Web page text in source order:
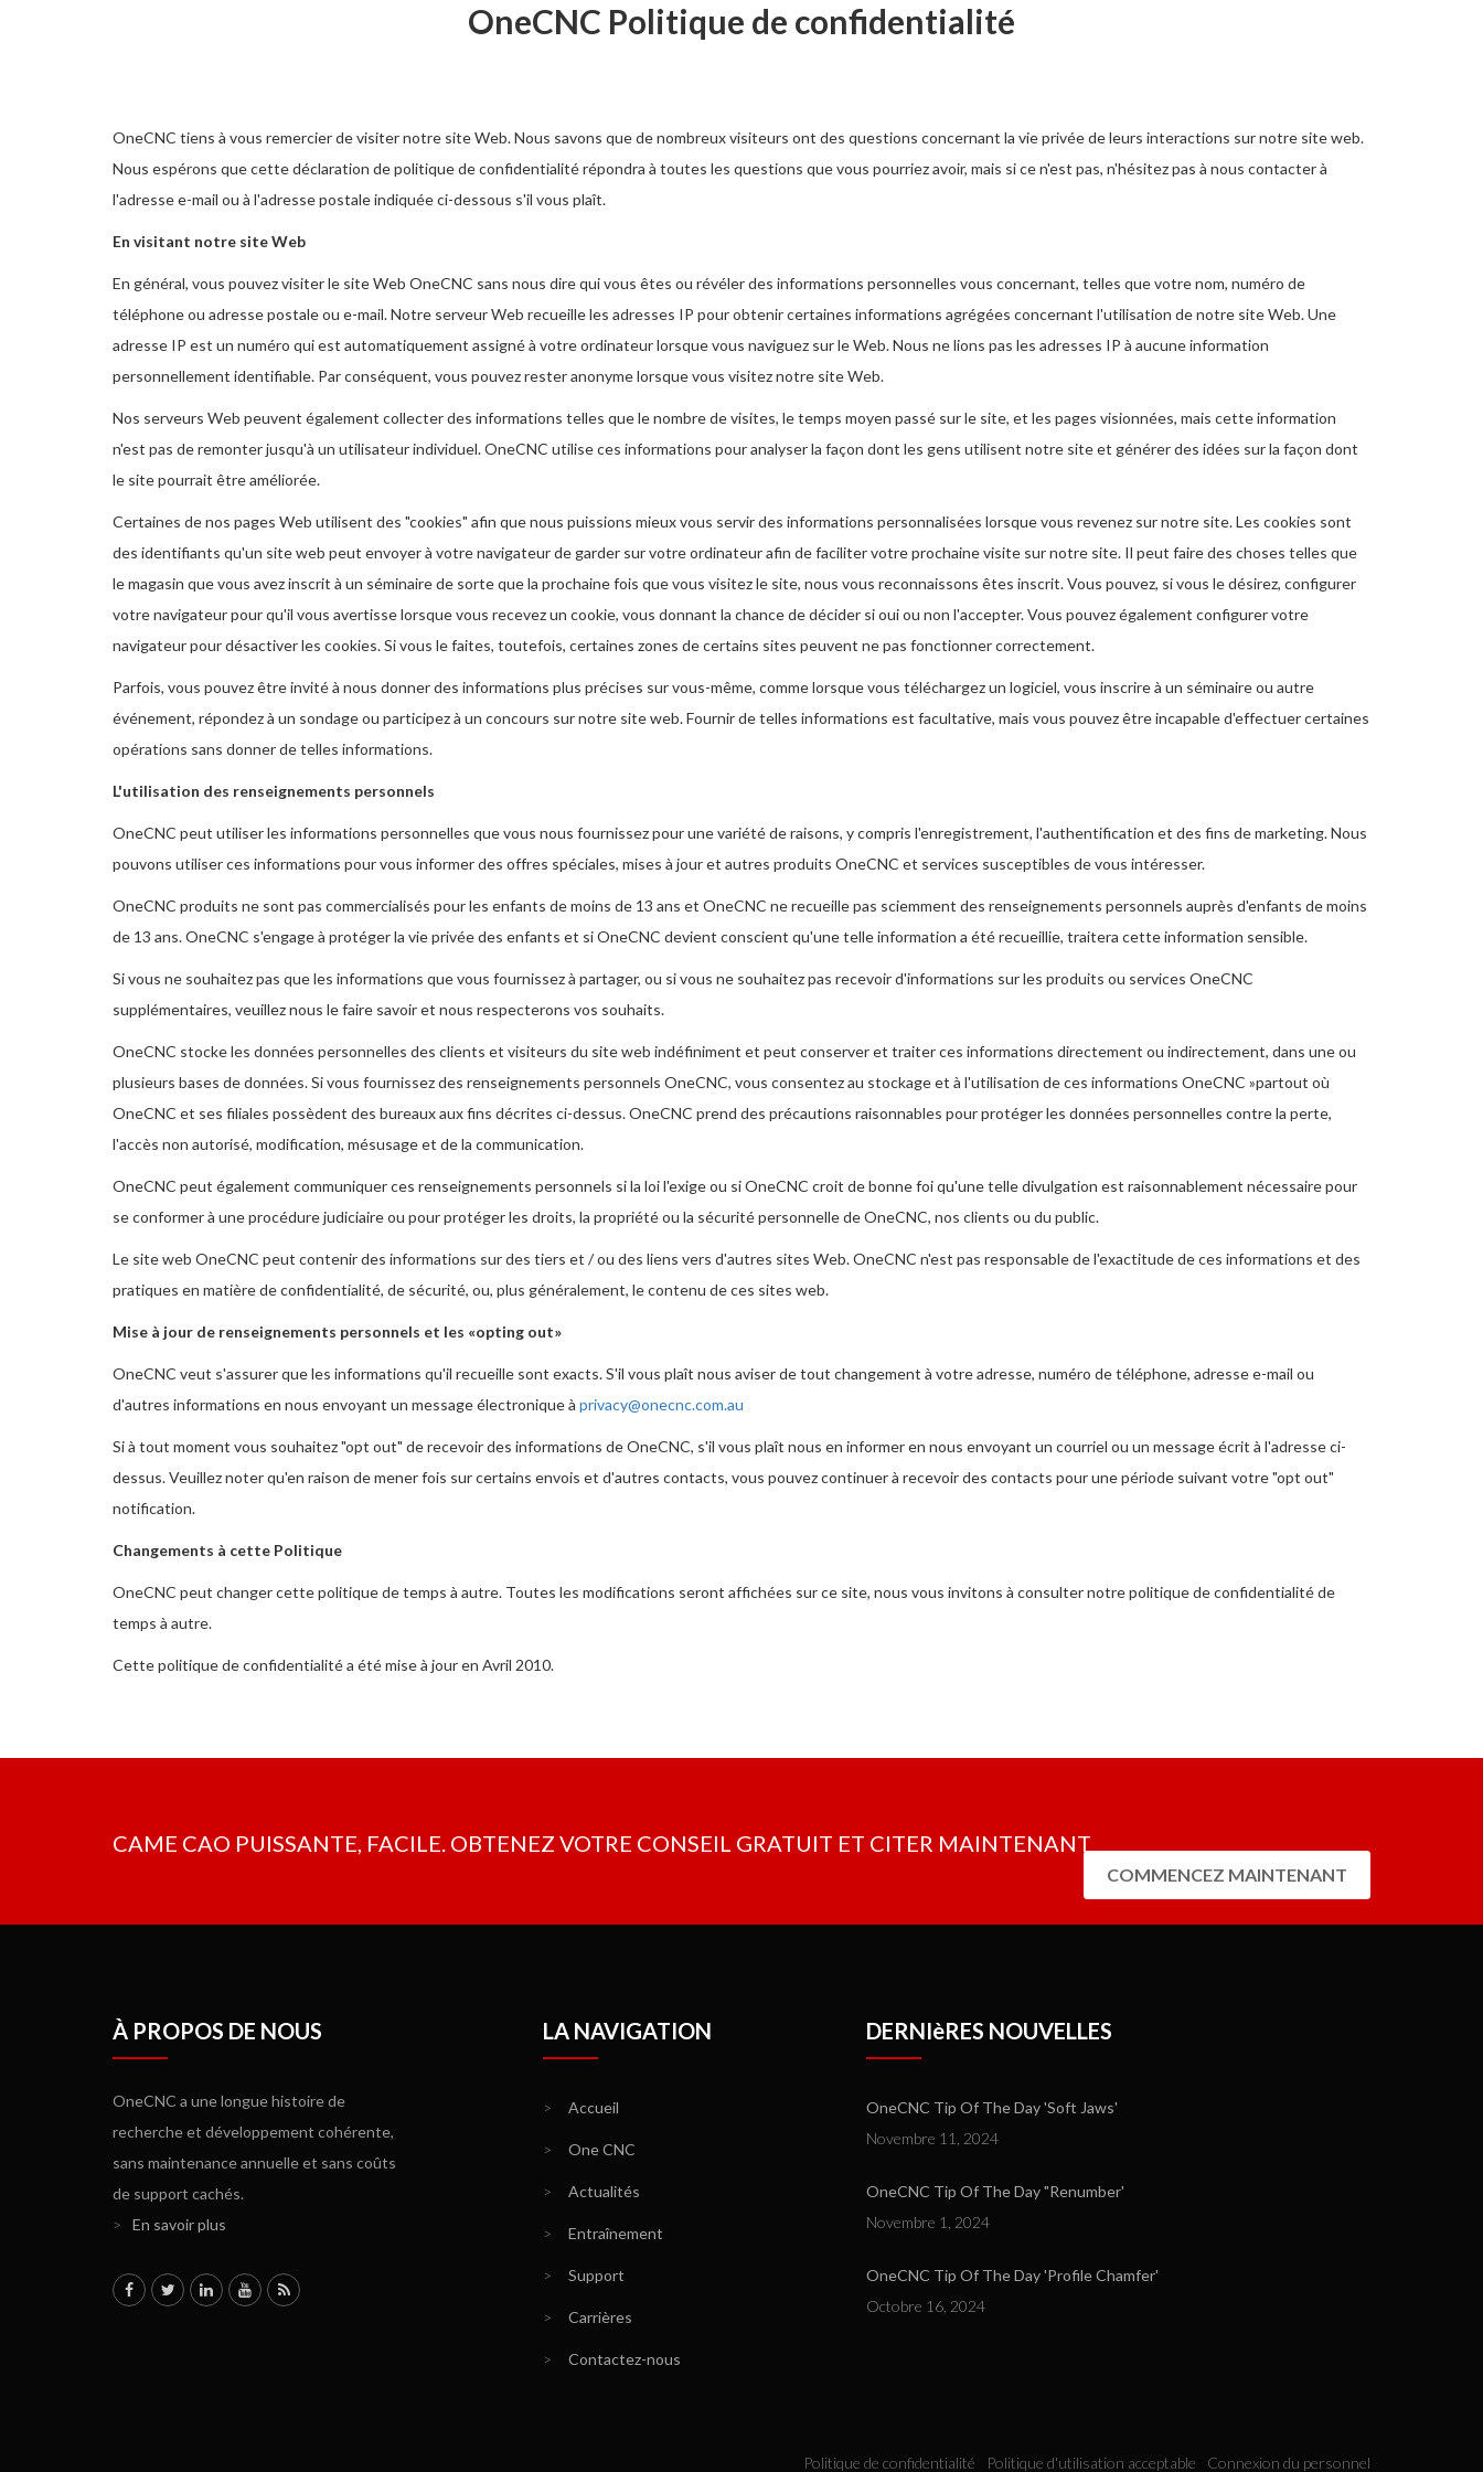
OneCNC Politique de confidentialité
OneCNC tiens à vous remercier de visiter notre site Web. Nous savons que de nombreux visiteurs ont des questions concernant la vie privée de leurs interactions sur notre site web.
Nous espérons que cette déclaration de politique de confidentialité répondra à toutes les questions que vous pourriez avoir, mais si ce n'est pas, n'hésitez pas à nous contacter à
l'adresse e-mail ou à l'adresse postale indiquée ci-dessous s'il vous plaît.
En visitant notre site Web
En général, vous pouvez visiter le site Web OneCNC sans nous dire qui vous êtes ou révéler des informations personnelles vous concernant, telles que votre nom, numéro de
téléphone ou adresse postale ou e-mail. Notre serveur Web recueille les adresses IP pour obtenir certaines informations agrégées concernant l'utilisation de notre site Web. Une
adresse IP est un numéro qui est automatiquement assigné à votre ordinateur lorsque vous naviguez sur le Web. Nous ne lions pas les adresses IP à aucune information
personnellement identifiable. Par conséquent, vous pouvez rester anonyme lorsque vous visitez notre site Web.
Nos serveurs Web peuvent également collecter des informations telles que le nombre de visites, le temps moyen passé sur le site, et les pages visionnées, mais cette information
n'est pas de remonter jusqu'à un utilisateur individuel. OneCNC utilise ces informations pour analyser la façon dont les gens utilisent notre site et générer des idées sur la façon dont
le site pourrait être améliorée.
Certaines de nos pages Web utilisent des "cookies" afin que nous puissions mieux vous servir des informations personnalisées lorsque vous revenez sur notre site. Les cookies sont
des identifiants qu'un site web peut envoyer à votre navigateur de garder sur votre ordinateur afin de faciliter votre prochaine visite sur notre site. Il peut faire des choses telles que
le magasin que vous avez inscrit à un séminaire de sorte que la prochaine fois que vous visitez le site, nous vous reconnaissons êtes inscrit. Vous pouvez, si vous le désirez, configurer
votre navigateur pour qu'il vous avertisse lorsque vous recevez un cookie, vous donnant la chance de décider si oui ou non l'accepter. Vous pouvez également configurer votre
navigateur pour désactiver les cookies. Si vous le faites, toutefois, certaines zones de certains sites peuvent ne pas fonctionner correctement.
Parfois, vous pouvez être invité à nous donner des informations plus précises sur vous-même, comme lorsque vous téléchargez un logiciel, vous inscrire à un séminaire ou autre
événement, répondez à un sondage ou participez à un concours sur notre site web. Fournir de telles informations est facultative, mais vous pouvez être incapable d'effectuer certaines
opérations sans donner de telles informations.
L'utilisation des renseignements personnels
OneCNC peut utiliser les informations personnelles que vous nous fournissez pour une variété de raisons, y compris l'enregistrement, l'authentification et des fins de marketing. Nous
pouvons utiliser ces informations pour vous informer des offres spéciales, mises à jour et autres produits OneCNC et services susceptibles de vous intéresser.
OneCNC produits ne sont pas commercialisés pour les enfants de moins de 13 ans et OneCNC ne recueille pas sciemment des renseignements personnels auprès d'enfants de moins
de 13 ans. OneCNC s'engage à protéger la vie privée des enfants et si OneCNC devient conscient qu'une telle information a été recueillie, traitera cette information sensible.
Si vous ne souhaitez pas que les informations que vous fournissez à partager, ou si vous ne souhaitez pas recevoir d'informations sur les produits ou services OneCNC
supplémentaires, veuillez nous le faire savoir et nous respecterons vos souhaits.
OneCNC stocke les données personnelles des clients et visiteurs du site web indéfiniment et peut conserver et traiter ces informations directement ou indirectement, dans une ou
plusieurs bases de données. Si vous fournissez des renseignements personnels OneCNC, vous consentez au stockage et à l'utilisation de ces informations OneCNC »partout où
OneCNC et ses filiales possèdent des bureaux aux fins décrites ci-dessus. OneCNC prend des précautions raisonnables pour protéger les données personnelles contre la perte,
l'accès non autorisé, modification, mésusage et de la communication.
OneCNC peut également communiquer ces renseignements personnels si la loi l'exige ou si OneCNC croit de bonne foi qu'une telle divulgation est raisonnablement nécessaire pour
se conformer à une procédure judiciaire ou pour protéger les droits, la propriété ou la sécurité personnelle de OneCNC, nos clients ou du public.
Le site web OneCNC peut contenir des informations sur des tiers et / ou des liens vers d'autres sites Web. OneCNC n'est pas responsable de l'exactitude de ces informations et des
pratiques en matière de confidentialité, de sécurité, ou, plus généralement, le contenu de ces sites web.
Mise à jour de renseignements personnels et les «opting out»
OneCNC veut s'assurer que les informations qu'il recueille sont exacts. S'il vous plaît nous aviser de tout changement à votre adresse, numéro de téléphone, adresse e-mail ou
d'autres informations en nous envoyant un message électronique à privacy@onecnc.com.au
Si à tout moment vous souhaitez "opt out" de recevoir des informations de OneCNC, s'il vous plaît nous en informer en nous envoyant un courriel ou un message écrit à l'adresse ci-
dessus. Veuillez noter qu'en raison de mener fois sur certains envois et d'autres contacts, vous pouvez continuer à recevoir des contacts pour une période suivant votre "opt out"
notification.
Changements à cette Politique
OneCNC peut changer cette politique de temps à autre. Toutes les modifications seront affichées sur ce site, nous vous invitons à consulter notre politique de confidentialité de
temps à autre.
Cette politique de confidentialité a été mise à jour en Avril 2010.
CAME CAO PUISSANTE, FACILE. OBTENEZ VOTRE CONSEIL GRATUIT ET CITER MAINTENANT
COMMENCEZ MAINTENANT
À PROPOS DE NOUS
OneCNC a une longue histoire de
recherche et développement cohérente,
sans maintenance annuelle et sans coûts
de support cachés.
>
En savoir plus
LA NAVIGATION
> Accueil
> One CNC
> Actualités
> Entraînement
> Support
> Carrières
> Contactez-nous
DERNIèRES NOUVELLES
OneCNC Tip Of The Day 'Soft Jaws'
Novembre 11, 2024
OneCNC Tip Of The Day "Renumber'
Novembre 1, 2024
OneCNC Tip Of The Day 'Profile Chamfer'
Octobre 16, 2024
Politique de confidentialité Politique d'utilisation acceptable Connexion du personnel